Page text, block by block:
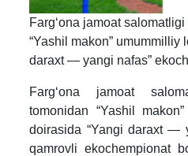
Fargʻona jamoat
“Yashil makon” umummilliy
daraxt — yangi nafas”
Fargʻona jamoat
tomonidan “Yashil
doirasida “Yangi daraxt —
qamrovli ekochempionat